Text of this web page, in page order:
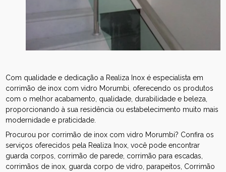
Com qualidade e dedicação a Realiza Inox é especialista em
corrimão de inox com vidro Morumbi, oferecendo os produtos
com o melhor acabamento, qualidade, durabilidade e beleza,
proporcionando à sua residência ou estabelecimento muito mais
modernidade e praticidade.
Procurou por corrimão de inox com vidro Morumbi? Confira os
serviços oferecidos pela Realiza Inox, você pode encontrar
guarda corpos, corrimão de parede, corrimão para escadas,
corrimãos de inox, guarda corpo de vidro, parapeitos, Corrimão